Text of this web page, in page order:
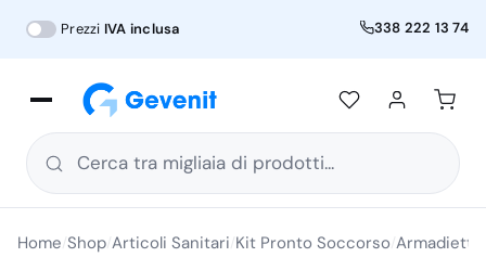
Prezzi IVA inclusa 338 222 13 74
Cerca tra migliaia di prodotti...
Home Shop Articoli Sanitari Kit Pronto Soccorso